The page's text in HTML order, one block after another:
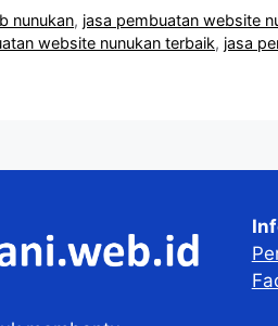
nunukan, jasa pembuatan website
website nunukan terbaik, jasa